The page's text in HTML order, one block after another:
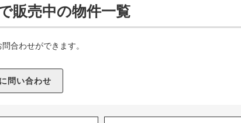
販売中の物件一覧
合わせができます。